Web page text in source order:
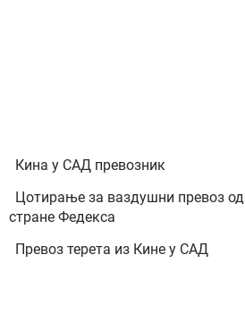
Кина у САД превозник
Цотирање за ваздушни превоз од
стране Федекса
Превоз терета из Кине у САД